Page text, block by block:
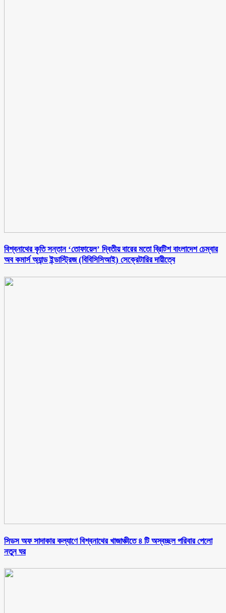
বিশ্বনাথের কৃতি সন্তান ‘তোফায়েল’ দ্বিতীয় বারের মতো ব্রিটিশ বাংলাদেশ চেম্বার
অব কমার্স অ্যান্ড ইন্ডাস্ট্রিজ (বিবিসিসিআই) সেক্রেটারির দায়ীত্বে
সিডস অফ সাদাকার কল্যাণে বিশ্বনাথের খাজাঞ্চীতে ৪ টি অস্বচ্ছল পরিবার পেলো
নতুন ঘর